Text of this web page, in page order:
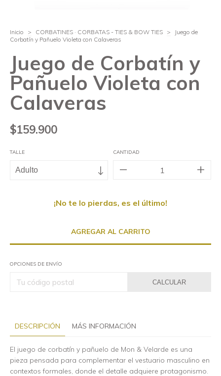
Inicio > CORBATINES · CORBATAS - TIES & BOW TIES >
Juego de
Corbatín y Pañuelo Violeta con Calaveras
Juego de Corbatín y
Pañuelo Violeta con
Calaveras
$159.900
TALLE CANTIDAD
¡No te lo pierdas, es el último!
OPCIONES DE ENVÍO
CALCULAR
DESCRIPCIÓN MÁS INFORMACIÓN
El juego de corbatín y pañuelo de Mon & Velarde es una
pieza pensada para complementar el vestuario masculino en
contextos formales, donde el detalle adquiere protagonismo.